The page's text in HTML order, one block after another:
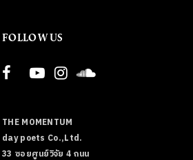
FOLLOW US
THE MOMENTUM
day poets Co.,Ltd.
33 ซอยศูนย์วิจัย 4 ถนน